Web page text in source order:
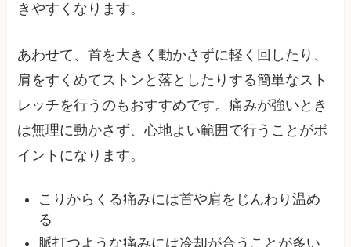
きやすくなります。
あわせて、首を大きく動かさずに軽く回したり、
肩をすくめてストンと落としたりする簡単なスト
レッチを行うのもおすすめです。痛みが強いとき
は無理に動かさず、心地よい範囲で行うことがポ
イントになります。
こりからくる痛みには首や肩をじんわり温め
る
脈打つような痛みには冷却が合うことが多い